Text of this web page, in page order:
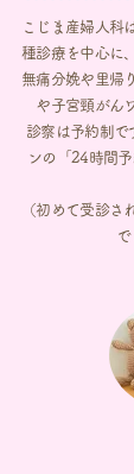
こじま産婦人科
種診療を中心に
無痛分娩や里帰
や子宮頸がん
診察は予約制で
ンの「24時間
（初めて受診さ